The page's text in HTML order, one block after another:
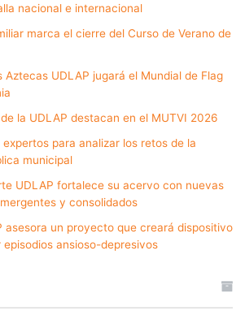
nacional e internacional
marca el cierre del Curso de Verano de
Aztecas UDLAP jugará el Mundial de Flag
la UDLAP destacan en el MUTVI 2026
para analizar los retos de la
municipal
UDLAP fortalece su acervo con nuevas
y consolidados
asesora un proyecto que creará dispositivo
ansioso-depresivos